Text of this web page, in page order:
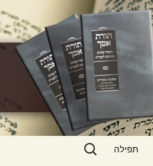
תפילה
חיפוש: